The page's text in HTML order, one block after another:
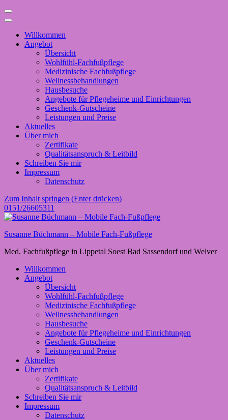
Willkommen
Angebot
Übersicht
Wohlfühl-Fachfußpflege
Medizinische Fachfußpflege
Wellnessbehandlungen
Hausbesuche
Angebote für Pflegeheime und Einrichtungen
Geschenk-Gutscheine
Leistungen und Preise
Aktuelles
Über mich
Zertifikate
Qualitätsanspruch & Leitbild
Schreiben Sie mir
Impressum
Datenschutz
Zum Inhalt springen (Enter drücken)
0151/26605311
Susanne Büchmann – Mobile Fach-Fußpflege
Med. Fachfußpflege in Lippetal Soest Bad Sassendorf und Welver
Willkommen
Angebot
Übersicht
Wohlfühl-Fachfußpflege
Medizinische Fachfußpflege
Wellnessbehandlungen
Hausbesuche
Angebote für Pflegeheime und Einrichtungen
Geschenk-Gutscheine
Leistungen und Preise
Aktuelles
Über mich
Zertifikate
Qualitätsanspruch & Leitbild
Schreiben Sie mir
Impressum
Datenschutz